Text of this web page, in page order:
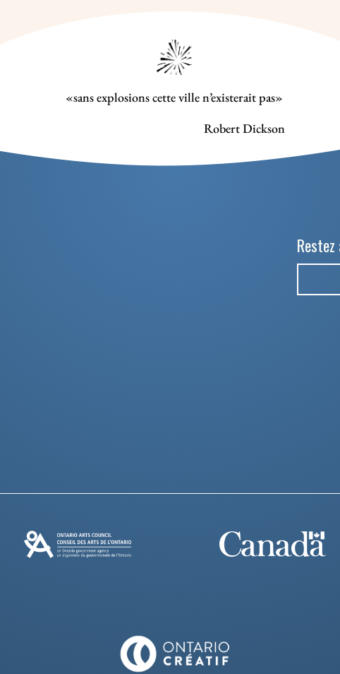
«sans explosions cette ville n’existerait pas»
Robert Dickson